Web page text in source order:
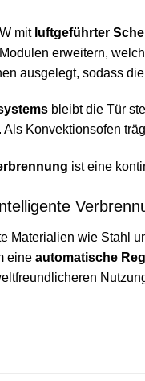
mit luftgeführter
erweitern,
ausgelegt, sodass
bleibt die Tür
Konvektionsofen
ist eine
Materialien wie Stahl
eine automatische